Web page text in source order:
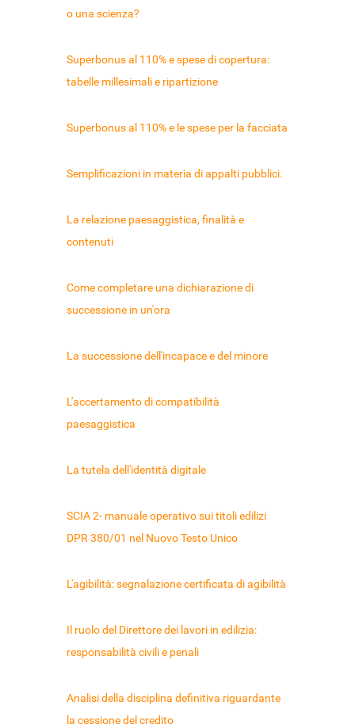
o una scienza?
Superbonus al 110% e spese di copertura:
tabelle millesimali e ripartizione
Superbonus al 110% e le spese per la facciata
Semplificazioni in materia di appalti pubblici.
La relazione paesaggistica, finalità e
contenuti
Come completare una dichiarazione di
successione in un'ora
La successione dell'incapace e del minore
L'accertamento di compatibilità
paesaggistica
La tutela dell'identità digitale
SCIA 2- manuale operativo sui titoli edilizi
DPR 380/01 nel Nuovo Testo Unico
L'agibilità: segnalazione certificata di agibilità
Il ruolo del Direttore dei lavori in edilizia:
responsabilità civili e penali
Analisi della disciplina definitiva riguardante
la cessione del credito